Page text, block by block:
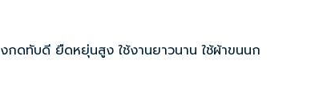
กดทับดี ยืดหยุ่นสูง ใช้งานยาวนาน ใช้ผ้าขนนก